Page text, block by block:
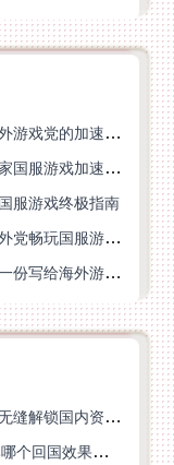
巴西怎么玩边锋四人斗地主精简版？海外游戏党的加速器终极选择
巴西怎么玩新笑傲江湖不卡顿？海外玩家国服游戏加速终极指南（附猫和老鼠一梦江湖实测）
服游戏终极指南
足球世界国外加速器下载安装指南：海外党畅玩国服游戏的终极解决方案
国外玩合金弹头：觉醒用什么加速器？一份写给海外游子的畅玩指南
海外党必看：如何选对回国翻墙VPN，无缝解锁国内资源？
ChickCN VPN好用吗？和海牛VPN对比哪个回国效果更好？